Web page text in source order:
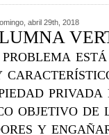
abril 29th, 2018
objetivo de
y